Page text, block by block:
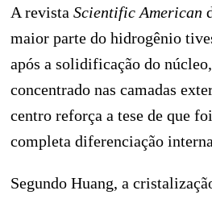
A revista Scientific American
maior parte do hidrogênio
após a solidificação do
concentrado nas camadas
centro reforça a tese de que
completa diferenciação
Segundo Huang, a